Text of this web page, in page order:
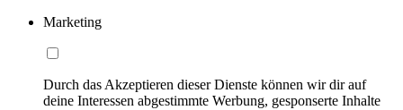
Marketing
Durch das Akzeptieren dieser Dienste können wir dir auf
deine Interessen abgestimmte Werbung, gesponserte Inhalte